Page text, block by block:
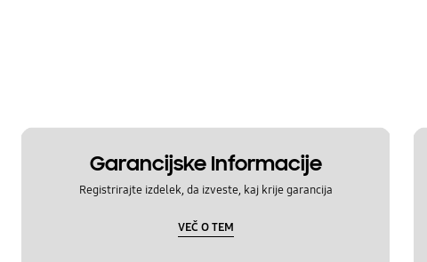
Garancijske Informacije
Registrirajte izdelek, da izveste, kaj krije garancija
VEČ O TEM